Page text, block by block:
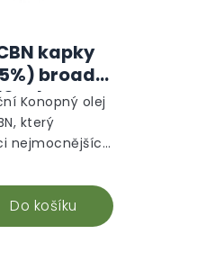
kapky
broad
ml -
Do košíku
Konopný olej
který
nejmocnějších
kanabidiol, je